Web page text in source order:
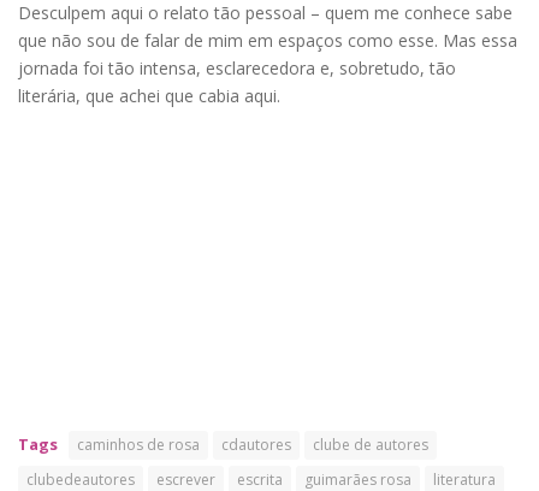
Desculpem aqui o relato tão pessoal – quem me conhece sabe
que não sou de falar de mim em espaços como esse. Mas essa
jornada foi tão intensa, esclarecedora e, sobretudo, tão
literária, que achei que cabia aqui.
Tags caminhos de rosa cdautores
clube de autores
clubedeautores
escrever escrita guimarães rosa
literatura